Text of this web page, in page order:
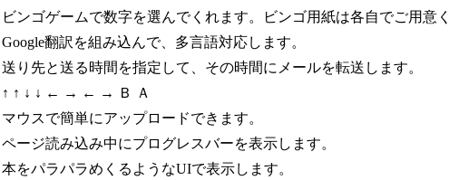
ビンゴゲームで数字を選んでくれます。ビンゴ用紙は各自でご用意く
Google翻訳を組み込んで、多言語対応します。
送り先と送る時間を指定して、その時間にメールを転送します。
↑ ↑ ↓ ↓ ← → ← → Ｂ Ａ
マウスで簡単にアップロードできます。
ページ読み込み中にプログレスバーを表示します。
本をパラパラめくるようなUIで表示します。